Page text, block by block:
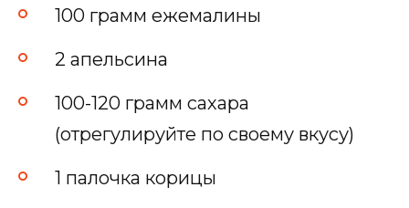
100 грамм ежемалины
2 апельсина
100-120 грамм сахара
(отрегулируйте по своему вкусу)
1 палочка корицы